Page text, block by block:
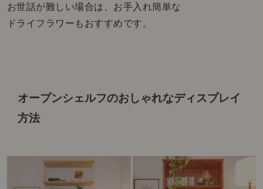
お世話が難しい場合は、お手入れ簡単な
ドライフラワーもおすすめです。
オープンシェルフのおしゃれなディスプレイ
方法